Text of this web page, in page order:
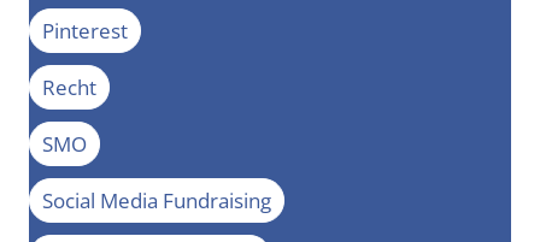
Pinterest
Recht
SMO
Social Media Fundraising